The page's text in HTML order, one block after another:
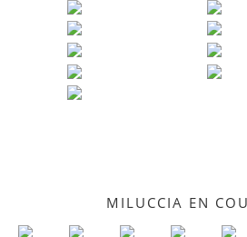
MILUCCIA EN